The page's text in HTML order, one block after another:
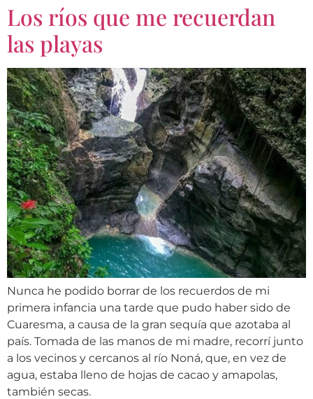
Los ríos que me recuerdan
las playas
Nunca he podido borrar de los recuerdos de mi
primera infancia una tarde que pudo haber sido de
Cuaresma, a causa de la gran sequía que azotaba al
país. Tomada de las manos de mi madre, recorrí junto
a los vecinos y cercanos al río Noná, que, en vez de
agua, estaba lleno de hojas de cacao y amapolas,
también secas.